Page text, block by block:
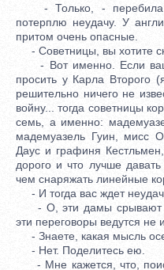
- Только, - перебила
потерплю неудачу. У
притом очень опасные.
- Советницы, вы хотите
- Вот именно. Если
просить у Карла Второго
решительно ничего не
войну... тогда советницы
семь, а именно:
мадемуазель Гуин, мисс
Даус и графиня
дорого и что лучше
чем снаряжать линейные
- И тогда вас ждет
- О, эти дамы срывают
эти переговоры ведутся не
- Знаете, какая мысль
- Нет. Поделитесь ею.
- Мне кажется, что,